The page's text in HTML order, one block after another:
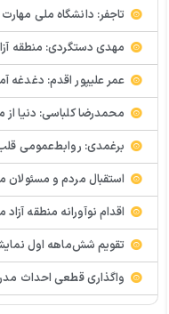
تاجفر: دانشگاه ملی مهارت
مهدی دستگردی: منطقه آزاد
عمر علیپور اقدم: دغدغه
محمدرضا کلباسی: دنیا از
برغمدی: روابط‌عمومی قلب
استقبال مردم و مسئولان ماکو از قهرمان
اقدام نوآورانه منطقه آزاد ماکو در
تقویم شش‌ماهه اول نمایشگاهی سال
واگذاری قطعی احداث